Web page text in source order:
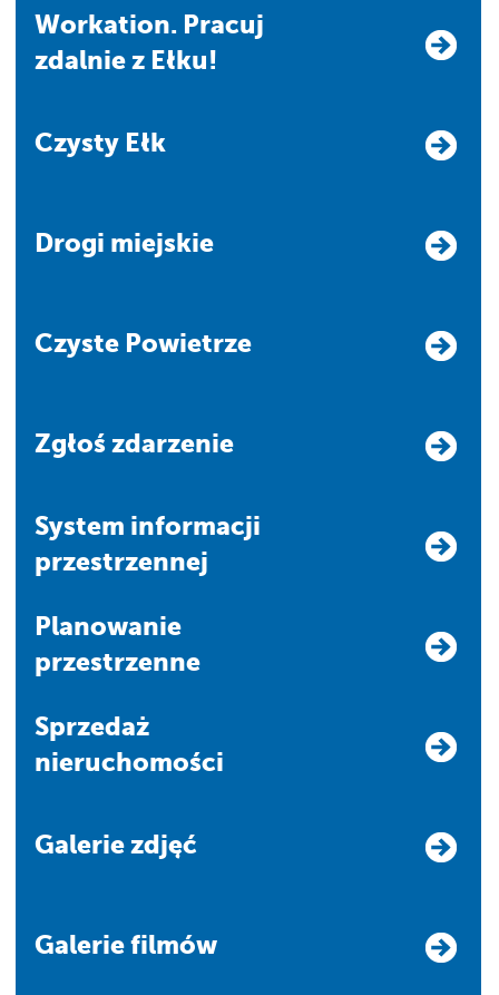
Workation. Pracuj
zdalnie z Ełku!
Czysty Ełk
Drogi miejskie
Czyste Powietrze
Zgłoś zdarzenie
system informacji
przestrzennej
Planowanie
przestrzenne
Sprzedaż
nieruchomości
Galerie zdjęć
Galerie filmów